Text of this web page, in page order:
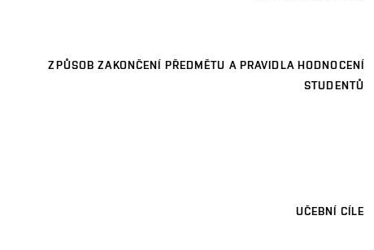
ZPŮSOB ZAKONČENÍ PŘEDMĚTU A PRAVIDLA HODNOCENÍ
STUDENTŮ
UČEBNÍ CÍLE